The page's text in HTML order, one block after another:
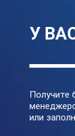
Измерение
У
Получите
или